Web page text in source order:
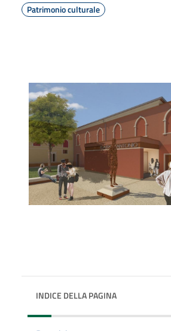
Patrimonio culturale
INDICE DELLA PAGINA